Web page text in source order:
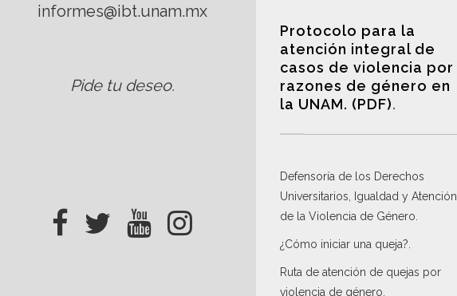
informes@ibt.unam.mx
Pide tu deseo.
Protocolo para la
atención integral de
casos de violencia por
razones de género en
la UNAM. (PDF).
Defensoría de los Derechos
Universitarios, Igualdad y Atención
de la Violencia de Género
¿Cómo iniciar una queja?
Ruta de atención de quejas por
violencia de género